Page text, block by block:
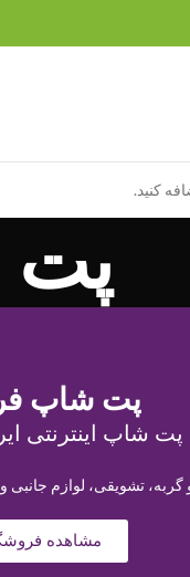
کنید.
پت
پت شاپ
پت شاپ اینترنتی
گربه، تشویقی، لوازم
مشاهده